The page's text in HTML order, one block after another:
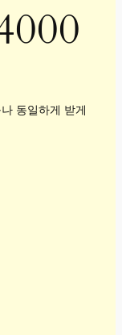
동일하게 받게